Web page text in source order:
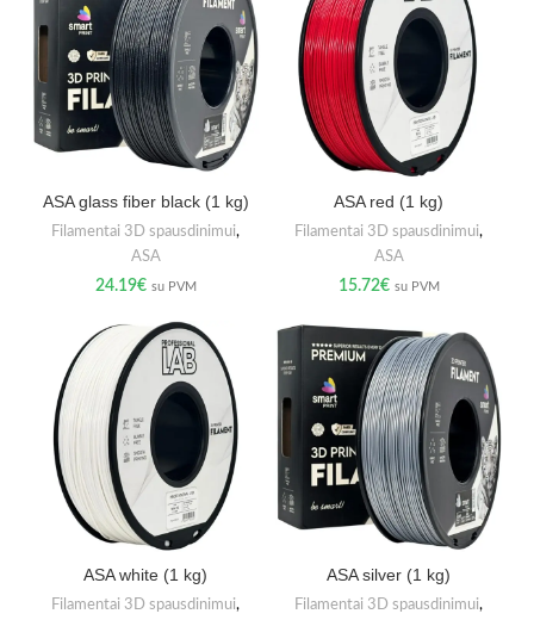
ASA glass fiber black (1 kg)
Filamentai 3D spausdinimui,
ASA
24.19€ su PVM
ASA red (1 kg)
Filamentai 3D spausdinimui,
ASA
15.72€ su PVM
ASA white (1 kg)
Filamentai 3D spausdinimui,
ASA silver (1 kg)
Filamentai 3D spausdinimui,